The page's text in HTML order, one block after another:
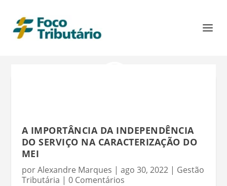
A IMPORTÂNCIA DA INDEPENDÊNCIA
DO SERVIÇO NA CARACTERIZAÇÃO DO
MEI
porAlexandre Marques | ago 30, 2022| Gestão
Tributária | 0 Comentários